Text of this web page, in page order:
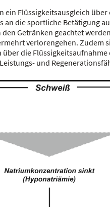
ein Flüssigkeitsausgleich
an die sportliche Betätigung
Getränken geachtet
verlorengehen. Zudem
die
und